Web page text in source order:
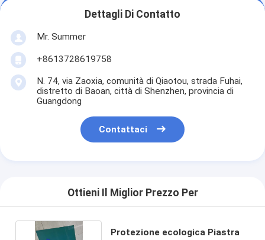
Dettagli Di Contatto
Mr. Summer
+8613728619758
N. 74, via Zaoxia, comunità di Qiaotou, strada Fuhai,
distretto di Baoan, città di Shenzhen, provincia di
Guangdong
Contattaci
Ottieni Il Miglior Prezzo Per
Protezione ecologica Piastra